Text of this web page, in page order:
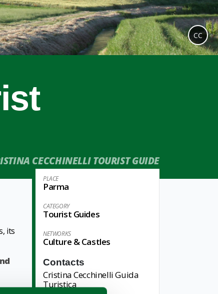
CECCHINELLI TOURIST GUIDE
CC
PLACE
Parma
CATEGORY
Tourist Guides
NETWORKS
Culture & Castles
Contacts
Cristina Cecchinelli Guida
Turistica
its